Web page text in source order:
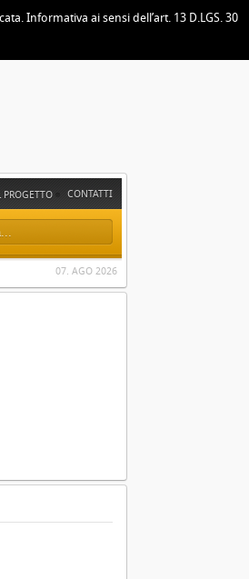
CONTATTI
PROGETTO
07. AGO 2026
Informativa ai sensi dell’art. 13 D.LGS. 30